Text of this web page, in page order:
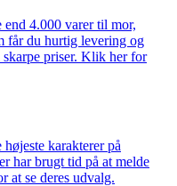
4.000 varer til mor,
får du hurtig levering og
priser. Klik her for
karakterer på
har brugt tid på at melde
at se deres udvalg.